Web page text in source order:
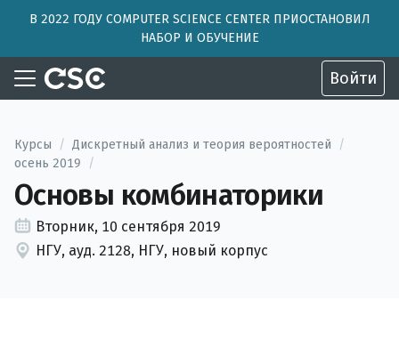
В 2022 ГОДУ COMPUTER SCIENCE CENTER ПРИОСТАНОВИЛ
НАБОР И ОБУЧЕНИЕ
Войти
Курсы / Дискретный анализ и теория вероятностей
/
осень 2019
/
Основы комбинаторики
Вторник, 10 сентября 2019
НГУ, ауд. 2128, НГУ, новый корпус